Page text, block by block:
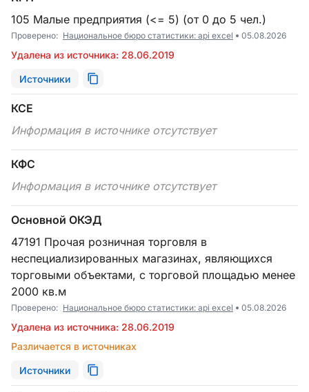
105 Малые предприятия (<= 5) (от 0 до 5 чел.)
Проверено: Национальное бюро статистики: api excel 05.08.2026
Удалена из источника: 28.06.2019
Источники
КСЕ
Информация в источнике отсутствует
КФС
Информация в источнике отсутствует
Основной ОКЭД
47191 Прочая розничная торговля в
неспециализированных магазинах, являющихся
торговыми объектами, с торговой площадью менее
2000 кв.м
Проверено: Национальное бюро статистики: api excel 05.08.2026
Удалена из источника: 28.06.2019
Различается в источниках
Источники